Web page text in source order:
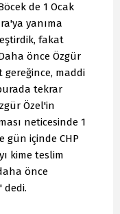
de 1 Ocak
yanıma
fakat
önce Özgür
gereğince, maddi
tekrar
Özel'in
neticesinde 1
gün içinde CHP
kime teslim
önce
dedi.